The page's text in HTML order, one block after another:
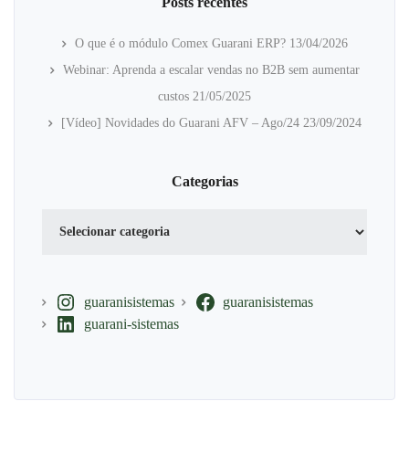
O que é o módulo Comex Guarani ERP? 13/04/2026
Webinar: Aprenda a escalar vendas no B2B sem aumentar
custos 21/05/2025
[Vídeo] Novidades do Guarani AFV – Ago/24 23/09/2024
Categorias
guaranisistemas
guaranisistemas
guarani-sistemas